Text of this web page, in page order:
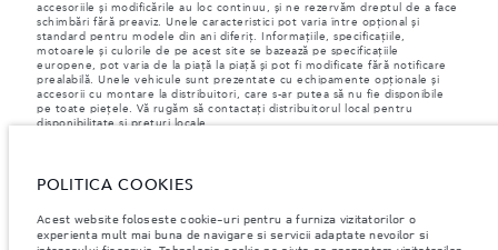
accesoriile și modificările au loc continuu, și ne rezervăm dreptul de a face
schimbări fără preaviz. Unele caracteristici pot varia între opțional și
standard pentru modele din ani diferiț. Informațiile, specificațiile,
motoarele și culorile de pe acest site se bazează pe specificațiile
europene, pot varia de la piață la piață și pot fi modificate fără notificare
prealabilă. Unele vehicule sunt prezentate cu echipamente opționale și
accesorii cu montare la distribuitori, care s-ar putea să nu fie disponibile
pe toate piețele. Vă rugăm să contactați distribuitorul local pentru
disponibilitate și prețuri locale.
vehiculele înmatriculate la sau după 1 ianuarie 2021. VIN-ul vehiculului,
392/2021. Datele transmise au legatură cu combustibilul consumat, iar
pentru autovehicule PHEV, se vor transmite informații despre energie și
POLITICA COOKIES
Acest website foloseste cookie-uri pentru a furniza vizitatorilor o
experienta mult mai buna de navigare si servicii adaptate nevoilor si